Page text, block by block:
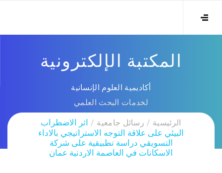
المكتبة الإلكترونية
أكاديمية العلوم الإنسانية
لخدمات البحث العلمي
الرئيسية رسائل جامعية
اثر الاضطراب
البيئي على علاقة التوجه الاستراتيجي بالاداء
التسويقي دراسة تطبيقية على شركة
الاسكانات في العاصمة الاردنية عمان